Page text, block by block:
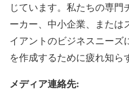
じています。私たちの専門
ーカー、中小企業、または
イアントのビジネスニーズ
を作成するために疲れ知ら
メディア連絡先: